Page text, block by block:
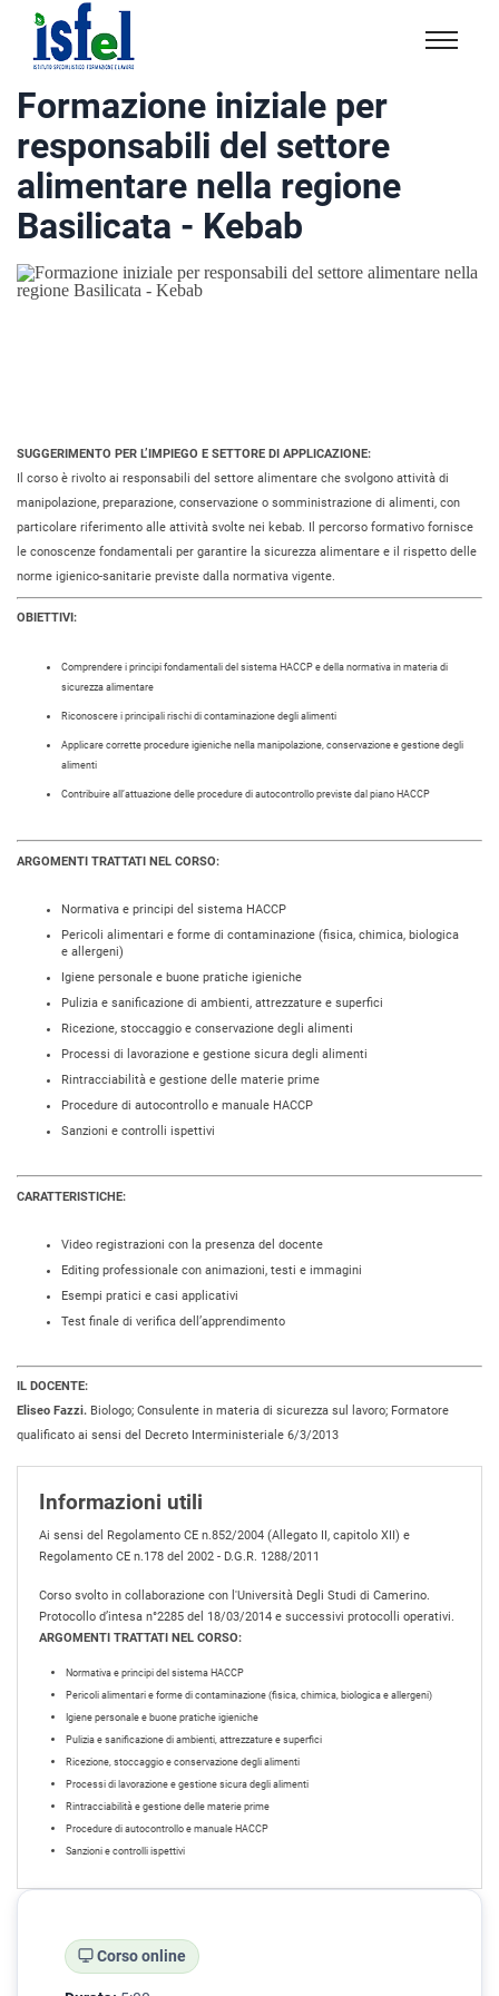
Isfel
Istituto
specialistico
formazione
e
lavoro
Formazione iniziale per
responsabili del settore
alimentare nella regione
Basilicata - Kebab
SUGGERIMENTO PER L’IMPIEGO E SETTORE DI APPLICAZIONE:
Il corso è rivolto ai responsabili del settore alimentare che svolgono attività di
manipolazione, preparazione, conservazione o somministrazione di alimenti, con
particolare riferimento alle attività svolte nei kebab. Il percorso formativo fornisce
le conoscenze fondamentali per garantire la sicurezza alimentare e il rispetto delle
norme igienico-sanitarie previste dalla normativa vigente.
OBIETTIVI:
Comprendere i principi fondamentali del sistema HACCP e della normativa in materia di
sicurezza alimentare
Riconoscere i principali rischi di contaminazione degli alimenti
Applicare corrette procedure igieniche nella manipolazione, conservazione e gestione degli
alimenti
Contribuire all’attuazione delle procedure di autocontrollo previste dal piano HACCP
ARGOMENTI TRATTATI NEL CORSO:
Normativa e principi del sistema HACCP
Pericoli alimentari e forme di contaminazione (fisica, chimica, biologica
e allergeni)
Igiene personale e buone pratiche igieniche
Pulizia e sanificazione di ambienti, attrezzature e superfici
Ricezione, stoccaggio e conservazione degli alimenti
Processi di lavorazione e gestione sicura degli alimenti
Rintracciabilità e gestione delle materie prime
Procedure di autocontrollo e manuale HACCP
Sanzioni e controlli ispettivi
CARATTERISTICHE:
Video registrazioni con la presenza del docente
Editing professionale con animazioni, testi e immagini
Esempi pratici e casi applicativi
Test finale di verifica dell’apprendimento
IL DOCENTE:
Eliseo Fazzi. Biologo; Consulente in materia di sicurezza sul lavoro; Formatore
qualificato ai sensi del Decreto Interministeriale 6/3/2013
Informazioni utili
Ai sensi del Regolamento CE n.852/2004 (Allegato II, capitolo XII) e
Regolamento CE n.178 del 2002 - D.G.R. 1288/2011
Corso svolto in collaborazione con l'Università Degli Studi di Camerino.
Protocollo d’intesa n°2285 del 18/03/2014 e successivi protocolli operativi.
ARGOMENTI TRATTATI NEL CORSO:
Normativa e principi del sistema HACCP
Pericoli alimentari e forme di contaminazione (fisica, chimica, biologica e allergeni)
Igiene personale e buone pratiche igieniche
Pulizia e sanificazione di ambienti, attrezzature e superfici
Ricezione, stoccaggio e conservazione degli alimenti
Processi di lavorazione e gestione sicura degli alimenti
Rintracciabilità e gestione delle materie prime
Procedure di autocontrollo e manuale HACCP
Sanzioni e controlli ispettivi
Corso online